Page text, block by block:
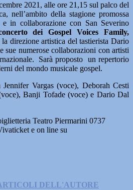
2021, alle ore 21,15 sul palco del
nell’ambito della stagione promossa
in collaborazione con San Severino
dei Gospel Voices Family,
direzione artistica del tastierista Dario
numerose collaborazioni con artisti
Sarà proposto un repertorio
del mondo musicale gospel.
Jennifer Vargas (voce), Deborah Cesti
Banji Tofade (voce) e Dario Dal
Teatro Piermarini 0737
e on line su
DELL'AUTORE